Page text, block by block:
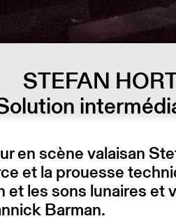
STEFAN
en scène valaisan
et la prouesse
et les sons lunaires et
Barman.